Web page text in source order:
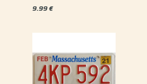
9.99€